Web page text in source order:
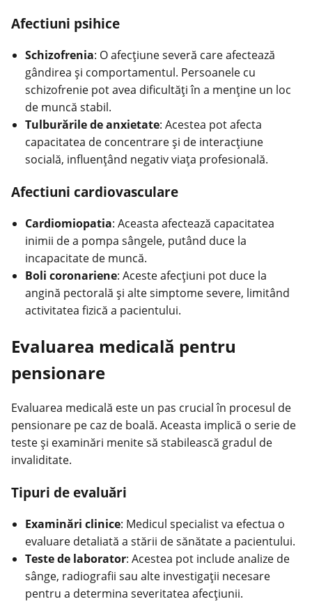
Afectiuni psihice
Schizofrenia: O afecțiune severă care afectează
gândirea și comportamentul. Persoanele cu
schizofrenie pot avea dificultăți în a menține un loc
de muncă stabil.
Tulburările de anxietate: Acestea pot afecta
capacitatea de concentrare și de interacțiune
socială, influențând negativ viața profesională.
Afectiuni cardiovasculare
Cardiomiopatia: Aceasta afectează capacitatea
inimii de a pompa sângele, putând duce la
incapacitate de muncă.
Boli coronariene: Aceste afecțiuni pot duce la
angină pectorală și alte simptome severe, limitând
activitatea fizică a pacientului.
Evaluarea medicală pentru
pensionare
Evaluarea medicală este un pas crucial în procesul de
pensionare pe caz de boală. Aceasta implică o serie de
teste și examinări menite să stabilească gradul de
invaliditate.
Tipuri de evaluări
Examinări clinice: Medicul specialist va efectua o
evaluare detaliată a stării de sănătate a pacientului.
Teste de laborator: Acestea pot include analize de
sânge, radiografii sau alte investigații necesare
pentru a determina severitatea afecțiunii.